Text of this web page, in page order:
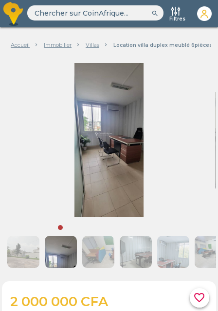
search
Filtres
Accueil Immobilier Villas Location villa duplex meublé 6pièces -
favorite_border
2 000 000 CFA